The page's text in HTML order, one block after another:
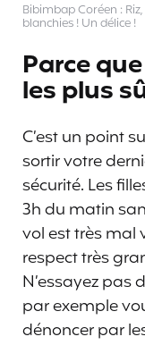
Bibimbap Coréen :
blanchies ! Un délice !
Parce
les plus
C’est un point
sortir votre
sécurité. Les
3h du matin
vol est très mal
respect très
N’essayez pas
par exemple
dénoncer par